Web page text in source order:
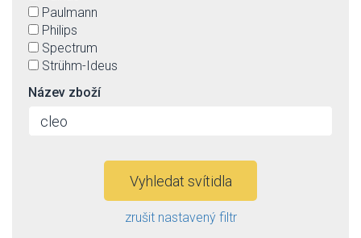
Paulmann
Philips
Spectrum
Strühm-Ideus
Název zboží
Vyhledat svítidla
zrušit nastavený filtr